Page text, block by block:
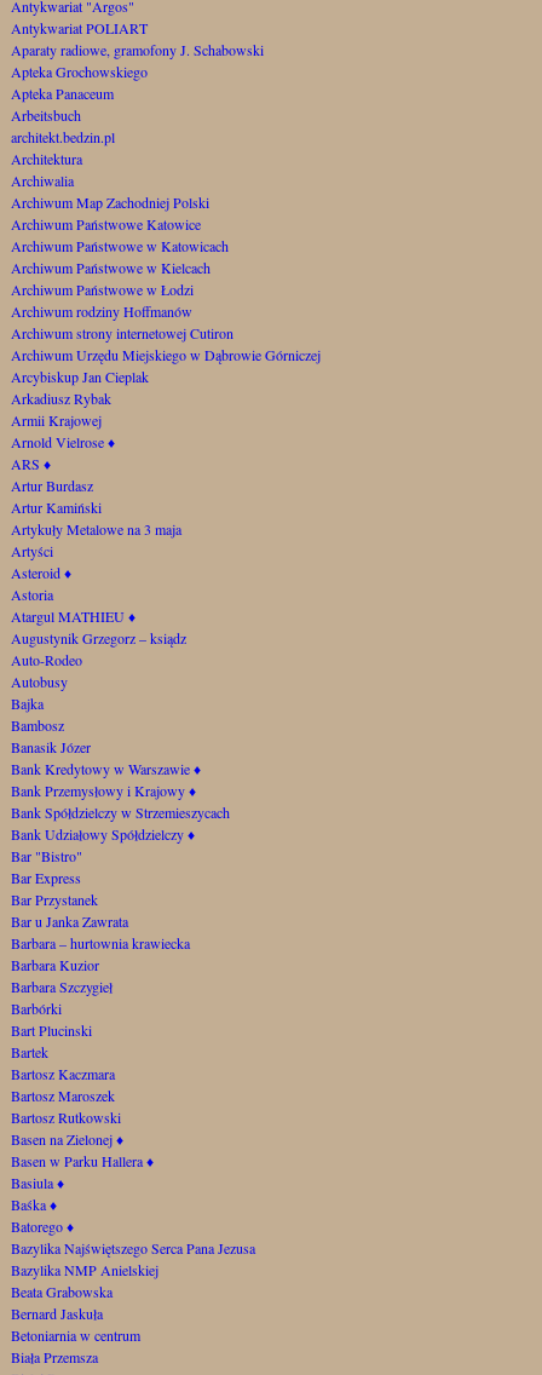
Antykwariat "Argos"
Antykwariat POLIART
Aparaty radiowe, gramofony J. Schabowski
Apteka Grochowskiego
Apteka Panaceum
Arbeitsbuch
architekt.bedzin.pl
Architektura
Archiwalia
Archiwum Map Zachodniej Polski
Archiwum Państwowe Katowice
Archiwum Państwowe w Katowicach
Archiwum Państwowe w Kielcach
Archiwum Państwowe w Łodzi
Archiwum rodziny Hoffmanów
Archiwum strony internetowej Cutiron
Archiwum Urzędu Miejskiego w Dąbrowie Górniczej
Arcybiskup Jan Cieplak
Arkadiusz Rybak
Armii Krajowej
Arnold Vielrose♦
ARS ♦
Artur Burdasz
Artur Kamiński
Artykuły Metalowe na 3 maja
Artyści
Asteroid♦
Astoria
Atargul MATHIEU♦
Augustynik Grzegorz – ksiądz
Auto-Rodeo
Autobusy
Bajka
Bambosz
Banasik Józer
Bank Kredytowy w Warszawie♦
Bank Przemysłowy i Krajowy♦
Bank Spółdzielczy w Strzemieszycach
Bank Udziałowy Spółdzielczy♦
Bar "Bistro"
Bar Express
Bar Przystanek
Bar u Janka Zawrata
Barbara – hurtownia krawiecka
Barbara Kuzior
Barbara Szczygieł
Barbórki
Bart Plucinski
Bartek
Bartosz Kaczmara
Bartosz Maroszek
Bartosz Rutkowski
Basen na Zielonej♦
Basen w Parku Hallera♦
Basiula♦
Baśka♦
Batorego♦
Bazylika Najświętszego Serca Pana Jezusa
Bazylika NMP Anielskiej
Beata Grabowska
Bernard Jaskuła
Betoniarnia w centrum
Biała Przemsza